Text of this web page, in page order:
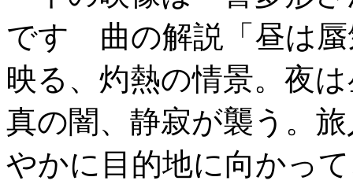
です 曲の解説「昼は蜃
映る、灼熱の情景。夜
真の闇、静寂が襲う。
やかに目的地に向かっ